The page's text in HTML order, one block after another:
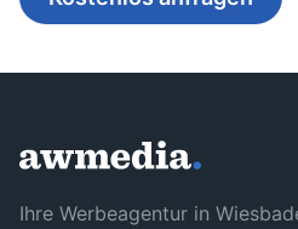
Ihre Werbeagentur in